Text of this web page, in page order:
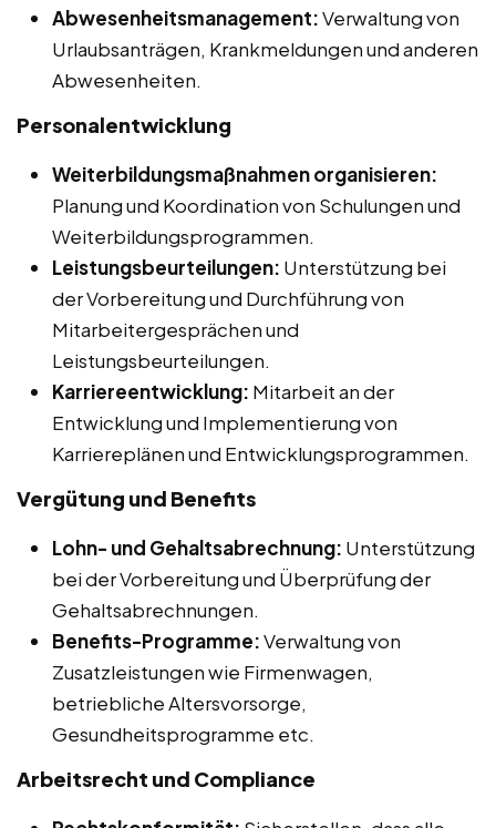
Abwesenheitsmanagement:Verwaltung von
Urlaubsanträgen, Krankmeldungen und anderen
Abwesenheiten.
Personalentwicklung
Weiterbildungsmaßnahmen organisieren:
Planung und Koordination von Schulungen und
Weiterbildungsprogrammen.
Leistungsbeurteilungen: Unterstützung bei
der Vorbereitung und Durchführung von
Mitarbeitergesprächen und
Leistungsbeurteilungen.
Karriereentwicklung: Mitarbeit an der
Entwicklung und Implementierung von
Karriereplänen und Entwicklungsprogrammen.
Vergütung und Benefits
Lohn- und Gehaltsabrechnung: Unterstützung
bei der Vorbereitung und Überprüfung der
Gehaltsabrechnungen.
Benefits-Programme:Verwaltung von
Zusatzleistungen wie Firmenwagen,
betriebliche Altersvorsorge,
Gesundheitsprogramme etc.
Arbeitsrecht und Compliance